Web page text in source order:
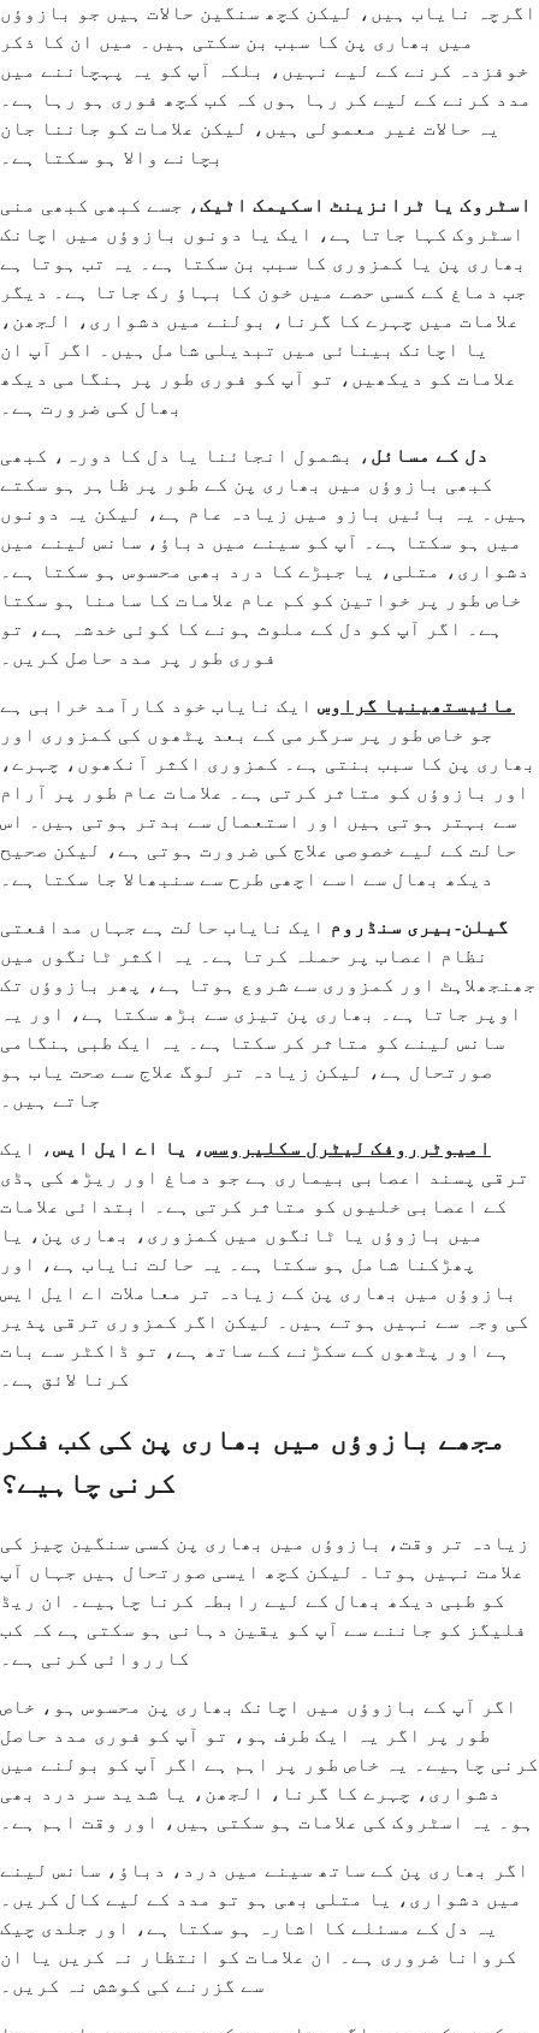
اگرچہ نایاب ہیں، لیکن کچھ سنگین حالات ہیں جو بازوؤں
میں بھاری پن کا سبب بن سکتی ہیں۔ میں ان کا ذکر
خوفزدہ کرنے کے لیے نہیں، بلکہ آپ کو یہ پہچاننے میں
مدد کرنے کے لیے کر رہا ہوں کہ کب کچھ فوری ہو رہا ہے۔
یہ حالات غیر معمولی ہیں، لیکن علامات کو جاننا جان
بچانے والا ہو سکتا ہے۔
اسٹروک یا ٹرانزینٹ اسکیمک اٹیک، جسے کبھی کبھی منی
اسٹروک کہا جاتا ہے، ایک یا دونوں بازوؤں میں اچانک
بھاری پن یا کمزوری کا سبب بن سکتا ہے۔ یہ تب ہوتا ہے
جب دماغ کے کسی حصے میں خون کا بہاؤ رک جاتا ہے۔ دیگر
علامات میں چہرے کا گرنا، بولنے میں دشواری، الجھن،
یا اچانک بینائی میں تبدیلی شامل ہیں۔ اگر آپ ان
علامات کو دیکھیں، تو آپ کو فوری طور پر ہنگامی دیکھ
بھال کی ضرورت ہے۔
دل کے مسائل ، بشمول انجائنا یا دل کا دورہ، کبھی
کبھی بازوؤں میں بھاری پن کے طور پر ظاہر ہو سکتے
ہیں۔ یہ بائیں بازو میں زیادہ عام ہے، لیکن یہ دونوں
میں ہو سکتا ہے۔ آپ کو سینے میں دباؤ، سانس لینے میں
دشواری، متلی، یا جبڑے کا درد بھی محسوس ہو سکتا ہے۔
خاص طور پر خواتین کو کم عام علامات کا سامنا ہو سکتا
ہے۔ اگر آپ کو دل کے ملوث ہونے کا کوئی خدشہ ہے، تو
فوری طور پر مدد حاصل کریں۔
مائیستھینیا گراوس ایک نایاب خود کارآمد خرابی ہے
جو خاص طور پر سرگرمی کے بعد پٹھوں کی کمزوری اور
بھاری پن کا سبب بنتی ہے۔ کمزوری اکثر آنکھوں، چہرے،
اور بازوؤں کو متاثر کرتی ہے۔ علامات عام طور پر آرام
سے بہتر ہوتی ہیں اور استعمال سے بدتر ہوتی ہیں۔ اس
حالت کے لیے خصوصی علاج کی ضرورت ہوتی ہے، لیکن صحیح
دیکھ بھال سے اسے اچھی طرح سے سنبھالا جا سکتا ہے۔
گیلن-بیری سنڈروم ایک نایاب حالت ہے جہاں مدافعتی
نظام اعصاب پر حملہ کرتا ہے۔ یہ اکثر ٹانگوں میں
جھنجھلاہٹ اور کمزوری سے شروع ہوتا ہے، پھر بازوؤں تک
اوپر جاتا ہے۔ بھاری پن تیزی سے بڑھ سکتا ہے، اور یہ
سانس لینے کو متاثر کر سکتا ہے۔ یہ ایک طبی ہنگامی
صورتحال ہے، لیکن زیادہ تر لوگ علاج سے صحت یاب ہو
جاتے ہیں۔
امیوٹرروفک لیٹرل سکلیروسس، یا اے ایل ایس، ایک
ترقی پسند اعصابی بیماری ہے جو دماغ اور ریڑھ کی ہڈی
کے اعصابی خلیوں کو متاثر کرتی ہے۔ ابتدائی علامات
میں بازوؤں یا ٹانگوں میں کمزوری، بھاری پن، یا
پھڑکنا شامل ہو سکتا ہے۔ یہ حالت نایاب ہے، اور
بازوؤں میں بھاری پن کے زیادہ تر معاملات اے ایل ایس
کی وجہ سے نہیں ہوتے ہیں۔ لیکن اگر کمزوری ترقی پذیر
ہے اور پٹھوں کے سکڑنے کے ساتھ ہے، تو ڈاکٹر سے بات
کرنا لائق ہے۔
مجھے بازوؤں میں بھاری پن کی کب فکر
کرنی چاہیے؟
زیادہ تر وقت، بازوؤں میں بھاری پن کسی سنگین چیز کی
علامت نہیں ہوتا۔ لیکن کچھ ایسی صورتحال ہیں جہاں آپ
کو طبی دیکھ بھال کے لیے رابطہ کرنا چاہیے۔ ان ریڈ
فلیگز کو جاننے سے آپ کو یقین دہانی ہو سکتی ہے کہ کب
کارروائی کرنی ہے۔
اگر آپ کے بازوؤں میں اچانک بھاری پن محسوس ہو، خاص
طور پر اگر یہ ایک طرف ہو، تو آپ کو فوری مدد حاصل
کرنی چاہیے۔ یہ خاص طور پر اہم ہے اگر آپ کو بولنے میں
دشواری، چہرے کا گرنا، الجھن، یا شدید سر درد بھی
ہو۔ یہ اسٹروک کی علامات ہو سکتی ہیں، اور وقت اہم ہے۔
اگر بھاری پن کے ساتھ سینے میں درد، دباؤ، سانس لینے
میں دشواری، یا متلی بھی ہو تو مدد کے لیے کال کریں۔
یہ دل کے مسئلے کا اشارہ ہو سکتا ہے، اور جلدی چیک
کروانا ضروری ہے۔ ان علامات کو انتظار نہ کریں یا ان
سے گزرنے کی کوشش نہ کریں۔